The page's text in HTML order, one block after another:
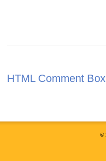
HTML Comment Box
©